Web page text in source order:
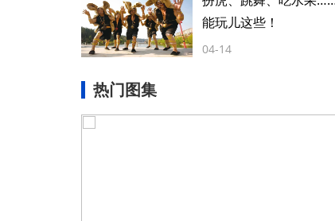
能玩儿这些！
04-14
热门图集